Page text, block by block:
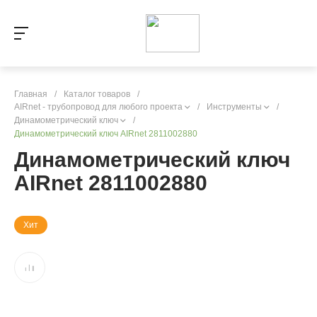
Главная / Каталог товаров
/
AIRnet - трубопровод для любого проекта
/ Инструменты
/
Динамометрический ключ
/
Динамометрический ключ AIRnet 2811002880
Динамометрический ключ
AIRnet 2811002880
Хит